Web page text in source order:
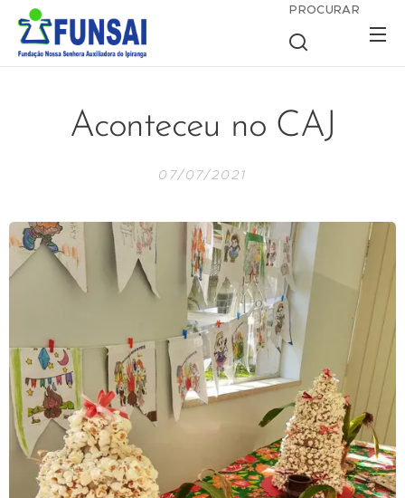
PROCURAR
Aconteceu no CAJ
07/07/2021